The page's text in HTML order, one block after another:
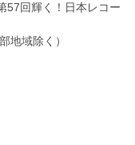
57回輝く！日本レコー
地域除く）